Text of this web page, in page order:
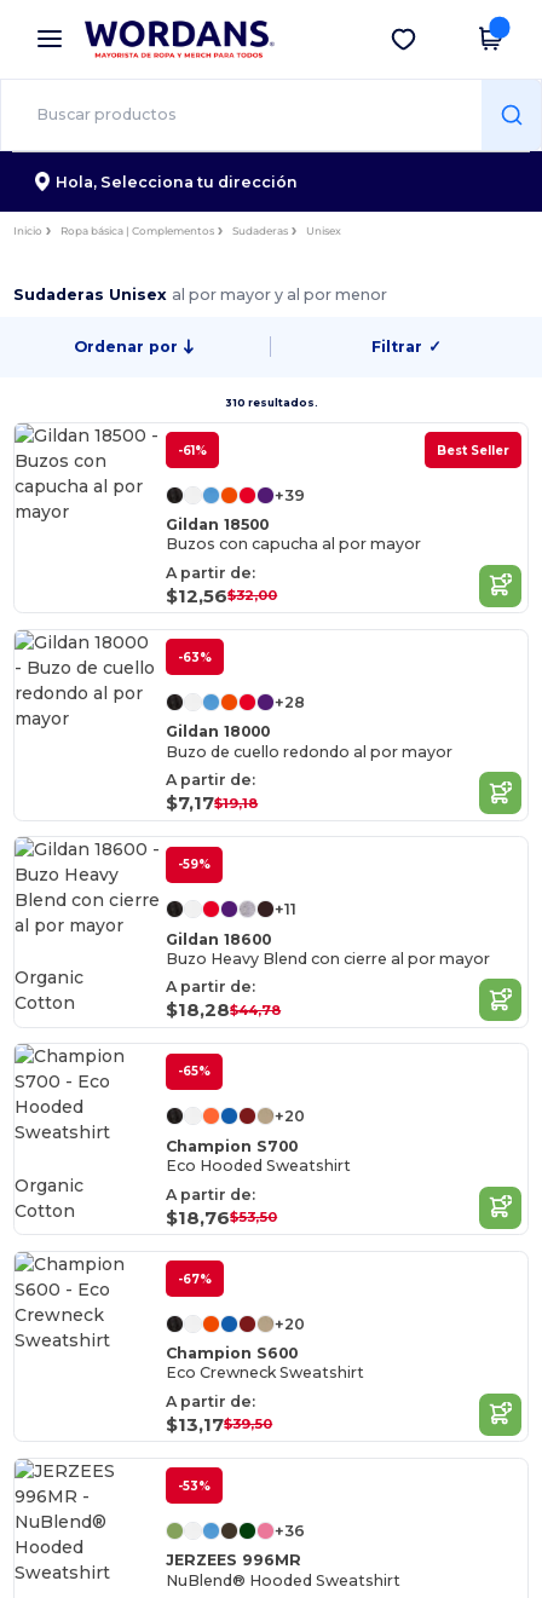
× App de Wordans
¡Mejores precios en app!
Descargar app
Hola, Selecciona tu dirección
Inicio Ropa básica | Complementos Sudaderas Unisex
Sudaderas Unisex al por mayor y al por menor
Ordenar por Filtrar ✓
310 resultados.
-61% Best Seller
+39
Gildan 18500
Buzos con capucha al por mayor
A partir de:
$12,56$32,00
-63%
+28
Gildan 18000
Buzo de cuello redondo al por mayor
A partir de:
$7,17$19,18
-59%
+11
Gildan 18600
Buzo Heavy Blend con cierre al por mayor
A partir de:
$18,28$44,78
Organic
Cotton
-65%
+20
Champion S700
Eco Hooded Sweatshirt
A partir de:
$18,76$53,50
Organic
Cotton
-67%
+20
Champion S600
Eco Crewneck Sweatshirt
A partir de:
$13,17$39,50
-53%
+36
JERZEES 996MR
NuBlend® Hooded Sweatshirt